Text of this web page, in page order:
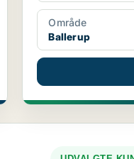
Område
Ballerup